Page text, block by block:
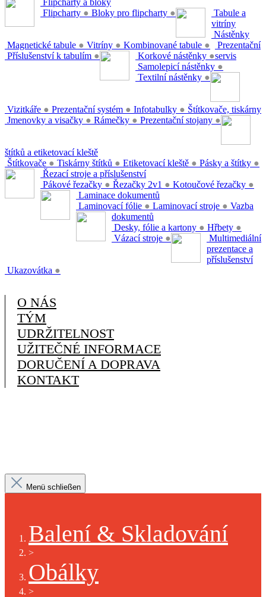
Flipcharty a bloky
Flipcharty ● Bloky pro flipcharty ●
Tabule a
vitríny
Magnetické tabule ● Vitríny ● Kombinované tabule ●
Příslušenství k tabulím ●
Nástěnky
Korkové nástěnky ●
Samolepicí nástěnky ●
Textilní nástěnky ●
Prezentační
servis
Vizitkáře ● Prezentační systém ● Infotabulky ●
Jmenovky a visačky ● Rámečky ● Prezentační stojany ●
Štítkovače, tiskárny
štítků a etiketovací kleště
Štítkovače ● Tiskárny štítků ● Etiketovací kleště ● Pásky a štítky ●
Řezací stroje a příslušenství
Pákové řezačky ● Řezačky 2v1 ● Kotoučové řezačky ●
Laminace dokumentů
Laminovací fólie ● Laminovací stroje ● Vazba
dokumentů
Desky, fólie a kartony ● Hřbety ●
Vázací stroje ●
Multimediální
prezentace a
příslušenství
Ukazovátka ●
O NÁS
TÝM
UDRŽITELNOST
UŽITEČNÉ INFORMACE
DORUČENÍ A DOPRAVA
KONTAKT
Menü schließen
Balení & Skladování
>
Obálky
>